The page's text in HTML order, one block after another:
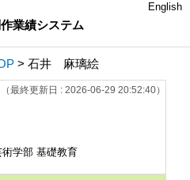
業績システム
English
> 石井 麻璃絵
（最終更新日 : 2026-06-29 20:52:40）
学部 基礎教育